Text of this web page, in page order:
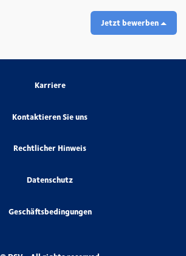
Jetzt bewerben
Karriere
Kontaktieren Sie uns
Rechtlicher Hinweis
Datenschutz
Geschäftsbedingungen